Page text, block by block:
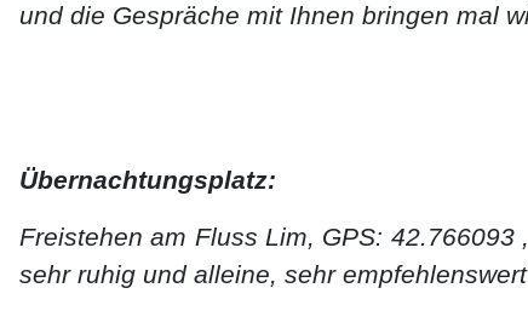
und die Gespräche mit Ihnen bringen mal
Übernachtungsplatz:
Freistehen am Fluss Lim, GPS:
sehr ruhig und alleine, sehr empfehlenswert